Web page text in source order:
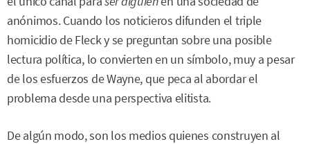
anónimos. Cuando los noticieros difunden el triple
homicidio de Fleck y se preguntan sobre una posible
lectura política, lo convierten en un símbolo, muy a pesar
de los esfuerzos de Wayne, que peca al abordar el
problema desde una perspectiva elitista.
De algún modo, son los medios quienes construyen al